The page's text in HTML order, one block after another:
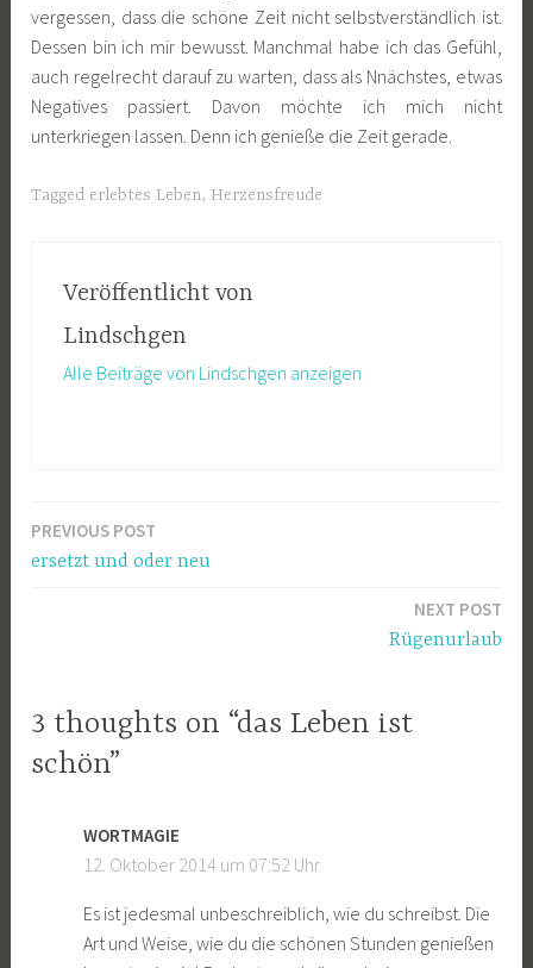
vergessen, dass die schöne Zeit nicht selbstverständlich ist.
Dessen bin ich mir bewusst. Manchmal habe ich das Gefühl,
auch regelrecht darauf zu warten, dass als Nnächstes, etwas
Negatives passiert. Davon möchte ich mich nicht
unterkriegen lassen. Denn ich genieße die Zeit gerade.
Tagged erlebtes Leben, Herzensfreude
Veröffentlicht von
Lindschgen
Alle Beiträge von Lindschgen anzeigen
Beitragsnavigation
PREVIOUS POST
ersetzt und oder neu
NEXT POST
Rügenurlaub
3 thoughts on “das Leben ist
schön”
WORTMAGIE
12. Oktober 2014 um 07:52 Uhr
Es ist jedesmal unbeschreiblich, wie du schreibst. Die
Art und Weise, wie du die schönen Stunden genießen